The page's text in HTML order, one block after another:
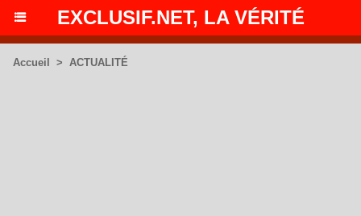
EXCLUSIF.NET, LA VÉRITÉ
Accueil > ACTUALITÉ